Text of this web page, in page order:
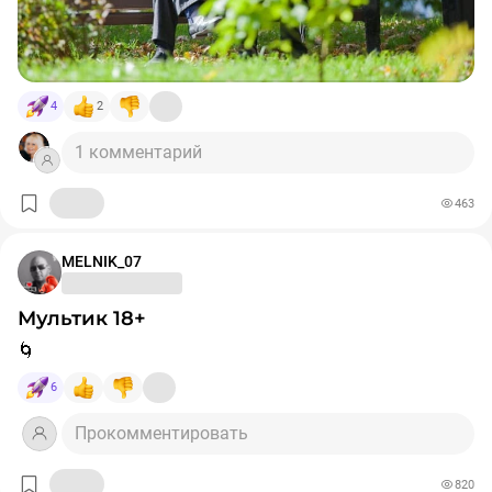
4 2
1 комментарий
463
MELNIK_07
Мультик 18+
🌀
6
Прокомментировать
820